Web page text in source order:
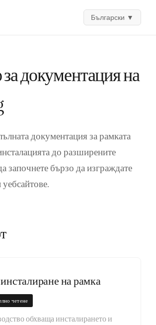
Български ▼
документация на
документация за рамката
до разширените
започнете бързо да изграждате
на рамка
четене
обхваща инсталирането и